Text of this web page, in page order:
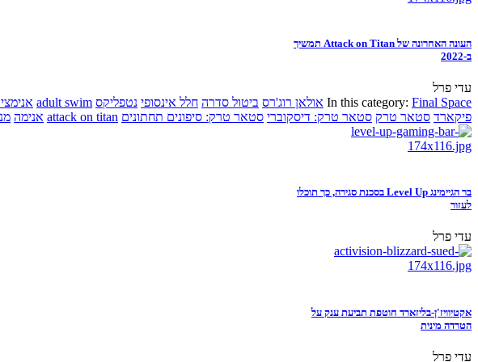
העונה האחרונה של Attack on Titan תמשיך
ב-2022
עדי פרל
In this category: Final Space אולאן רוג'רס ביטול סדרה חלל אינסופי נטפליקס adult swim
פיקארד סטאר טרק סטאר טרק: דיסקוברי סטאר טרק: סיפונים תחתונים attack on titan אנימה
בר הגיימינג Level Up בסכנת סגירה, כך תוכלו
לעזור
עדי פרל
אקטיוויז'ן-בליזארד חוטפת תביעת ענק על
הטרדה מינית
עדי פרל